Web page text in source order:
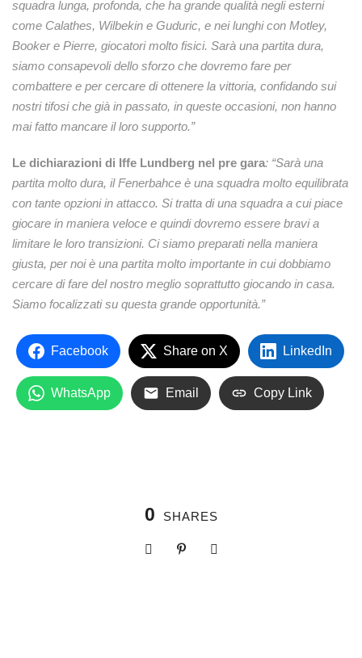
squadra lunga, profonda, che ha grande qualità negli esterni
come Calathes, Wilbekin e Guduric, e nei lunghi con Motley,
Booker e Pierre, giocatori molto fisici. Sarà una partita dura,
siamo consapevoli dello sforzo che dovremo fare per
combattere e per cercare di ottenere la vittoria, confidando sui
nostri tifosi che già in passato, in queste occasioni, non hanno
mai fatto mancare il loro supporto.”
Le dichiarazioni di Iffe Lundberg nel pre gara: “Sarà una
partita molto dura, il Fenerbahce è una squadra molto equilibrata
con tante opzioni in attacco. Si tratta di una squadra a cui piace
giocare in maniera veloce e quindi dovremo essere bravi a
limitare le loro transizioni. Ci siamo preparati nella maniera
giusta, per noi è una partita molto importante in cui dobbiamo
cercare di fare del nostro meglio soprattutto giocando in casa.
Siamo focalizzati su questa grande opportunità.”
Facebook Share on X LinkedIn
WhatsApp Email Copy Link
0 SHARES